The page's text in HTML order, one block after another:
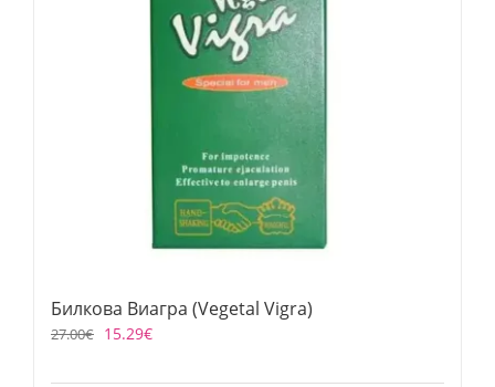
Билкова Виагра (Vegetal Vigra)
27.00€ 15.29€